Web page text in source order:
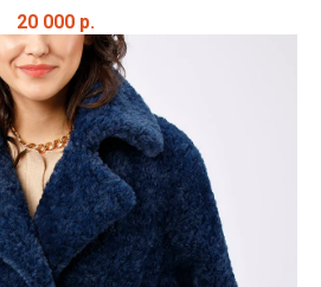
20 000 р.